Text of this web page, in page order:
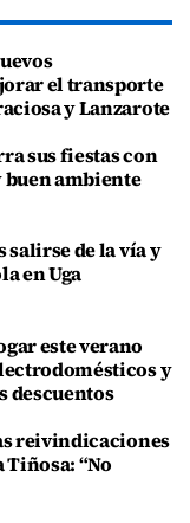
el transporte
y Lanzarote
sus fiestas con
ambiente
salirse de la vía y
en Uga
este verano
y
descuentos
reivindicaciones
Tiñosa: “No